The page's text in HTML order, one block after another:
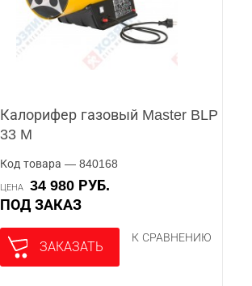
Калорифер газовый Master BLP
33 M
Код товара — 840168
ЦЕНА
34 980 РУБ.
ПОД ЗАКАЗ
ЗАКАЗАТЬ
К СРАВНЕНИЮ